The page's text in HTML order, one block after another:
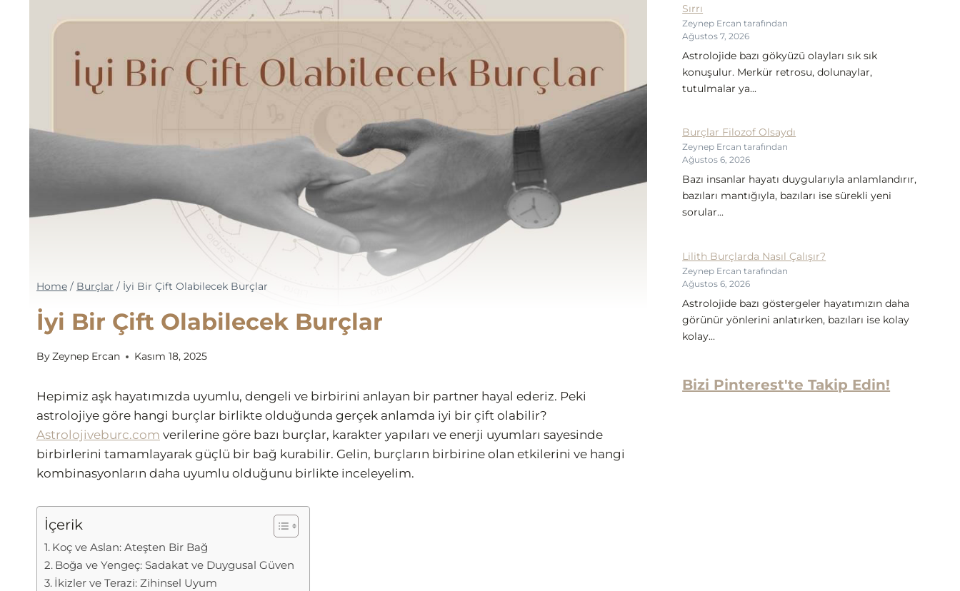
Home / Burçlar / İyi Bir Çift Olabilecek Burçlar
İyi Bir Çift Olabilecek Burçlar
ByZeynep Ercan Kasım 18, 2025
Hepimiz aşk hayatımızda uyumlu, dengeli ve birbirini anlayan bir partner hayal ederiz. Peki
astrolojiye göre hangi burçlar birlikte olduğunda gerçek anlamda iyi bir çift olabilir?
Astrolojiveburc.com verilerine göre bazı burçlar, karakter yapıları ve enerji uyumları sayesinde
birbirlerini tamamlayarak güçlü bir bağ kurabilir. Gelin, burçların birbirine olan etkilerini ve hangi
kombinasyonların daha uyumlu olduğunu birlikte inceleyelim.
İçerik
Koç ve Aslan: Ateşten Bir Bağ
Boğa ve Yengeç: Sadakat ve Duygusal Güven
İkizler ve Terazi: Zihinsel Uyum
Sırrı
Zeynep Ercan tarafından
Ağustos 7, 2026
Astrolojide bazı gökyüzü olayları sık sık
konuşulur. Merkür retrosu, dolunaylar,
tutulmalar ya...
Burçlar Filozof Olsaydı
Zeynep Ercan tarafından
Ağustos 6, 2026
Bazı insanlar hayatı duygularıyla anlamlandırır,
bazıları mantığıyla, bazıları ise sürekli yeni
sorular...
Lilith Burçlarda Nasıl Çalışır?
Zeynep Ercan tarafından
Ağustos 6, 2026
Astrolojide bazı göstergeler hayatımızın daha
görünür yönlerini anlatırken, bazıları ise kolay
kolay...
Bizi Pinterest'te Takip Edin!